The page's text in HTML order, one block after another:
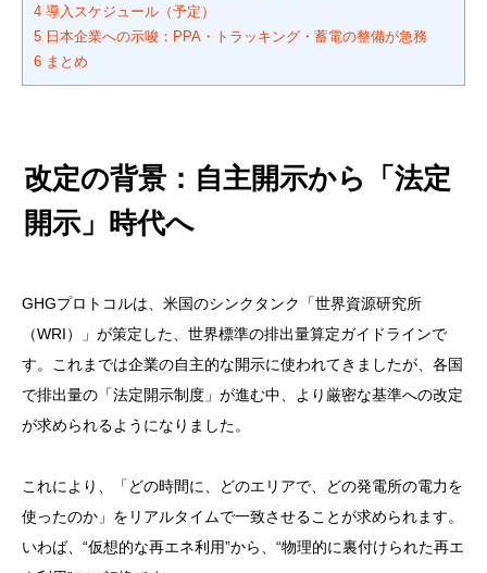
4 導入スケジュール（予定）
5 日本企業への示唆：PPA・トラッキング・蓄電の整備が急務
6 まとめ
改定の背景：自主開示から「法定
開示」時代へ
GHGプロトコルは、米国のシンクタンク「世界資源研究所
（WRI）」が策定した、世界標準の排出量算定ガイドラインで
す。これまでは企業の自主的な開示に使われてきましたが、各国
で排出量の「法定開示制度」が進む中、より厳密な基準への改定
が求められるようになりました。
これにより、「どの時間に、どのエリアで、どの発電所の電力を
使ったのか」をリアルタイムで一致させることが求められます。
いわば、“仮想的な再エネ利用”から、“物理的に裏付けられた再エ